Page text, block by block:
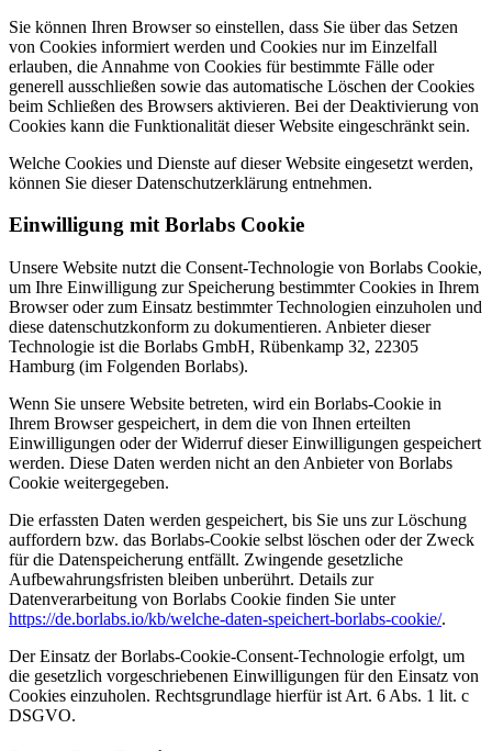
Sie können Ihren Browser so einstellen, dass Sie über das Setzen
von Cookies informiert werden und Cookies nur im Einzelfall
erlauben, die Annahme von Cookies für bestimmte Fälle oder
generell ausschließen sowie das automatische Löschen der Cookies
beim Schließen des Browsers aktivieren. Bei der Deaktivierung von
Cookies kann die Funktionalität dieser Website eingeschränkt sein.
Welche Cookies und Dienste auf dieser Website eingesetzt werden,
können Sie dieser Datenschutzerklärung entnehmen.
Einwilligung mit Borlabs Cookie
Unsere Website nutzt die Consent-Technologie von Borlabs Cookie,
um Ihre Einwilligung zur Speicherung bestimmter Cookies in Ihrem
Browser oder zum Einsatz bestimmter Technologien einzuholen und
diese datenschutzkonform zu dokumentieren. Anbieter dieser
Technologie ist die Borlabs GmbH, Rübenkamp 32, 22305
Hamburg (im Folgenden Borlabs).
Wenn Sie unsere Website betreten, wird ein Borlabs-Cookie in
Ihrem Browser gespeichert, in dem die von Ihnen erteilten
Einwilligungen oder der Widerruf dieser Einwilligungen gespeichert
werden. Diese Daten werden nicht an den Anbieter von Borlabs
Cookie weitergegeben.
Die erfassten Daten werden gespeichert, bis Sie uns zur Löschung
auffordern bzw. das Borlabs-Cookie selbst löschen oder der Zweck
für die Datenspeicherung entfällt. Zwingende gesetzliche
Aufbewahrungsfristen bleiben unberührt. Details zur
Datenverarbeitung von Borlabs Cookie finden Sie unter
https://de.borlabs.io/kb/welche-daten-speichert-borlabs-cookie/.
Der Einsatz der Borlabs-Cookie-Consent-Technologie erfolgt, um
die gesetzlich vorgeschriebenen Einwilligungen für den Einsatz von
Cookies einzuholen. Rechtsgrundlage hierfür ist Art. 6 Abs. 1 lit. c
DSGVO.